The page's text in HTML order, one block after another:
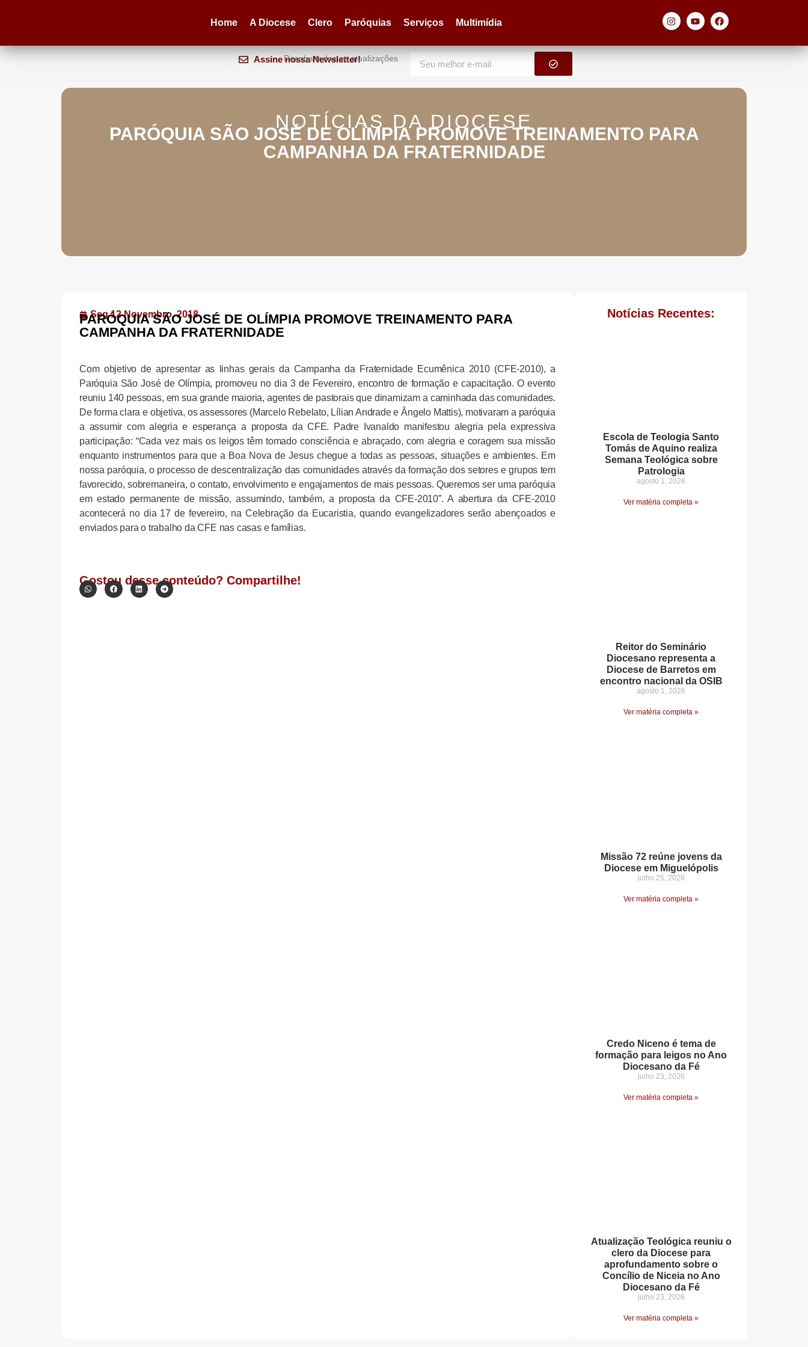
Home A Diocese Clero Paróquias Serviços Multimídia
Assine nossa Newsletter!
Receba todas as atualizações
NOTÍCIAS DA DIOCESE
PARÓQUIA SÃO JOSÉ DE OLÍMPIA PROMOVE TREINAMENTO PARA
CAMPANHA DA FRATERNIDADE
Seg 12 Novembro, 2018
PARÓQUIA SÃO JOSÉ DE OLÍMPIA PROMOVE TREINAMENTO PARA
CAMPANHA DA FRATERNIDADE
Com objetivo de apresentar as linhas gerais da Campanha da Fraternidade Ecumênica 2010 (CFE-2010), a
Paróquia São José de Olímpia, promoveu no dia 3 de Fevereiro, encontro de formação e capacitação. O evento
reuniu 140 pessoas, em sua grande maioria, agentes de pastorais que dinamizam a caminhada das comunidades.
De forma clara e objetiva, os assessores (Marcelo Rebelato, Lílian Andrade e Ângelo Mattis), motivaram a paróquia
a assumir com alegria e esperança a proposta da CFE. Padre Ivanaldo manifestou alegria pela expressiva
participação: “Cada vez mais os leigos têm tomado consciência e abraçado, com alegria e coragem sua missão
enquanto instrumentos para que a Boa Nova de Jesus chegue a todas as pessoas, situações e ambientes. Em
nossa paróquia, o processo de descentralização das comunidades através da formação dos setores e grupos tem
favorecido, sobremaneira, o contato, envolvimento e engajamentos de mais pessoas. Queremos ser uma paróquia
em estado permanente de missão, assumindo, também, a proposta da CFE-2010”. A abertura da CFE-2010
acontecerá no dia 17 de fevereiro, na Celebração da Eucaristia, quando evangelizadores serão abençoados e
enviados para o trabalho da CFE nas casas e famílias.
Gostou desse conteúdo? Compartilhe!
Notícias Recentes:
Escola de Teologia Santo
Tomás de Aquino realiza
Semana Teológica sobre
Patrologia
agosto 1, 2026
Ver matéria completa »
Reitor do Seminário
Diocesano representa a
Diocese de Barretos em
encontro nacional da OSIB
agosto 1, 2026
Ver matéria completa »
Missão 72 reúne jovens da
Diocese em Miguelópolis
julho 25, 2026
Ver matéria completa »
Credo Niceno é tema de
formação para leigos no Ano
Diocesano da Fé
julho 23, 2026
Ver matéria completa »
Atualização Teológica reuniu o
clero da Diocese para
aprofundamento sobre o
Concílio de Niceia no Ano
Diocesano da Fé
julho 23, 2026
Ver matéria completa »